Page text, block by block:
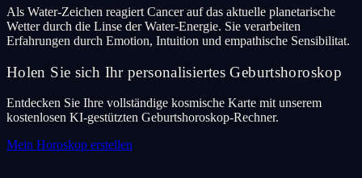
Als Water-Zeichen reagiert Cancer auf das aktuelle planetarische
Wetter durch die Linse der Water-Energie. Sie verarbeiten
Erfahrungen durch Emotion, Intuition und empathische Sensibilitat.
Holen Sie sich Ihr personalisiertes Geburtshoroskop
Entdecken Sie Ihre vollständige kosmische Karte mit unserem
kostenlosen KI-gestützten Geburtshoroskop-Rechner.
Mein Horoskop erstellen